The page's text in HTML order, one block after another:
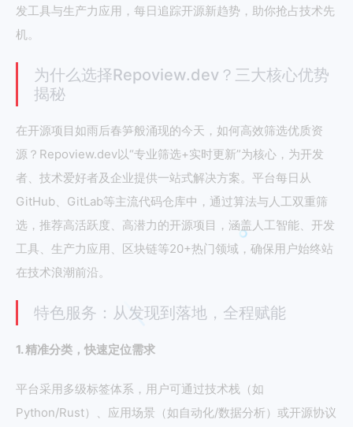
发工具与生产力应用，每日追踪开源新趋势，助你抢占技术先
机。
为什么选择Repoview.dev？三大核心优势
揭秘
在开源项目如雨后春笋般涌现的今天，如何高效筛选优质资
源？Repoview.dev以“专业筛选+实时更新”为核心，为开发
者、技术爱好者及企业提供一站式解决方案。平台每日从
GitHub、GitLab等主流代码仓库中，通过算法与人工双重筛
选，推荐高活跃度、高潜力的开源项目，涵盖人工智能、开发
工具、生产力应用、区块链等20+热门领域，确保用户始终站
在技术浪潮前沿。
特色服务：从发现到落地，全程赋能
1. 精准分类，快速定位需求
平台采用多级标签体系，用户可通过技术栈（如
Python/Rust）、应用场景（如自动化/数据分析）或开源协议